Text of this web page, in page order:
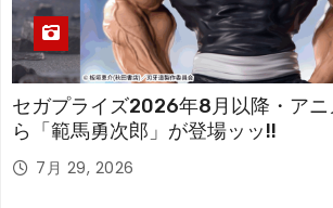
セガプライズ2026年8月以降・ア
ら「範馬勇次郎」が登場ッッ!!
7月 29, 2026